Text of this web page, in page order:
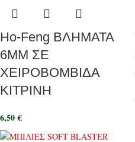
Ho-Feng ΒΛΗΜΑΤΑ
6ΜΜ ΣΕ
ΧΕΙΡΟΒΟΜΒΙΔΑ
ΚΙΤΡΙΝΗ
6,50€